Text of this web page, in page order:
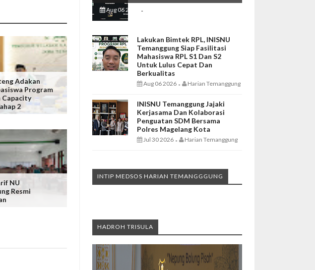
Adakan
Program
Capacity
2
NU
Resmi
Aug 06 2026 -
Lakukan Bimtek RPL, INISNU
Temanggung Siap Fasilitasi
Mahasiswa RPL S1 Dan S2
Untuk Lulus Cepat Dan
Berkualitas
Aug 06 2026 - Harian Temanggung
INISNU Temanggung Jajaki
Kerjasama Dan Kolaborasi
Penguatan SDM Bersama
Polres Magelang Kota
Jul 30 2026 - Harian Temanggung
INTIP MEDSOS HARIAN TEMANGGGUNG
HADROH TRISULA